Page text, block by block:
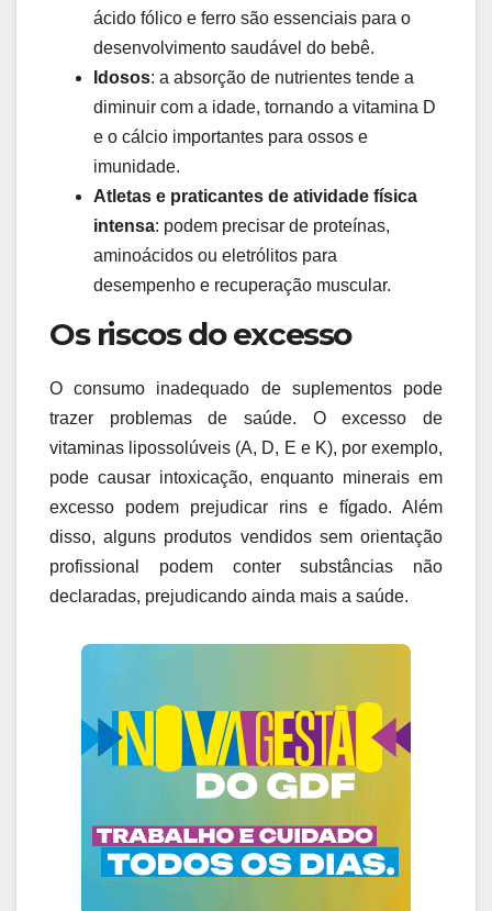
ácido fólico e ferro são essenciais para o
desenvolvimento saudável do bebê.
Idosos: a absorção de nutrientes tende a
diminuir com a idade, tornando a vitamina D
e o cálcio importantes para ossos e
imunidade.
Atletas e praticantes de atividade física
intensa: podem precisar de proteínas,
aminoácidos ou eletrólitos para
desempenho e recuperação muscular.
Os riscos do excesso
O consumo inadequado de suplementos pode
trazer problemas de saúde. O excesso de
vitaminas lipossolúveis (A, D, E e K), por exemplo,
pode causar intoxicação, enquanto minerais em
excesso podem prejudicar rins e fígado. Além
disso, alguns produtos vendidos sem orientação
profissional podem conter substâncias não
declaradas, prejudicando ainda mais a saúde.